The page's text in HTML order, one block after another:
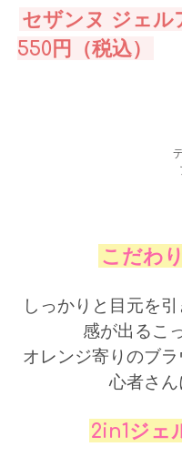
セザンヌ ジェル
550円（税込）
こだわ
しっかりと目元を
感が出るこ
オレンジ寄りのブ
心者さ
2in1ジェ